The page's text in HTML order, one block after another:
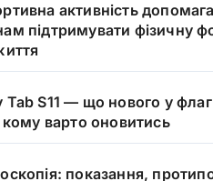
активність
підтримувати фізичну
Tab S11 — що нового у
кому варто оновитись
показання,